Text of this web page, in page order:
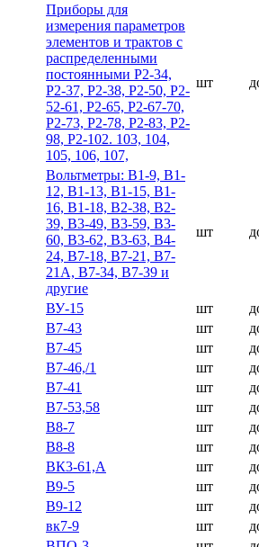
Приборы для
измерения параметров
элементов и трактов с
распределенными
постоянными Р2-34,
Р2-37, Р2-38, Р2-50, Р2-
52-61, Р2-65, Р2-67-70,
Р2-73, Р2-78, Р2-83, Р2-
98, Р2-102. 103, 104,
105, 106, 107,
шт
Вольтметры: В1-9, В1-
12, В1-13, В1-15, В1-
16, В1-18, В2-38, В2-
39, В3-49, В3-59, В3-
60, В3-62, В3-63, В4-
24, В7-18, В7-21, В7-
21А, В7-34, В7-39 и
другие
шт
ВУ-15 шт
В7-43
шт
В7-45
шт
В7-46,/1
шт
В7-41
шт
В7-53,58
шт
В8-7
шт
В8-8
шт
ВК3-61,А
шт
В9-5
шт
В9-12
шт
вк7-9
шт